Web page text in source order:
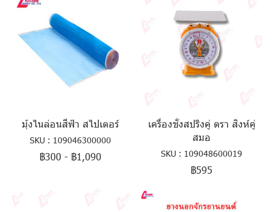
มุ้งไนล่อนสีฟ้า สไปเดอร์
SKU : 109046300000
฿300 - ฿1,090
เครื่องชั่งสปริงคู่ ตรา สิงห์คู่
สมอ
SKU : 109048600019
฿595